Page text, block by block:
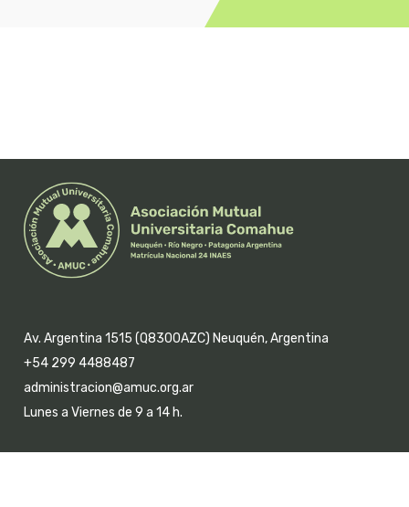
Av. Argentina 1515 (Q8300AZC) Neuquén, Argentina
+54 299 4488487
administracion@amuc.org.ar
Lunes a Viernes de 9 a 14 h.